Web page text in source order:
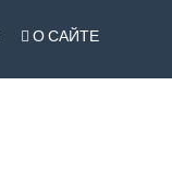
О САЙТЕ